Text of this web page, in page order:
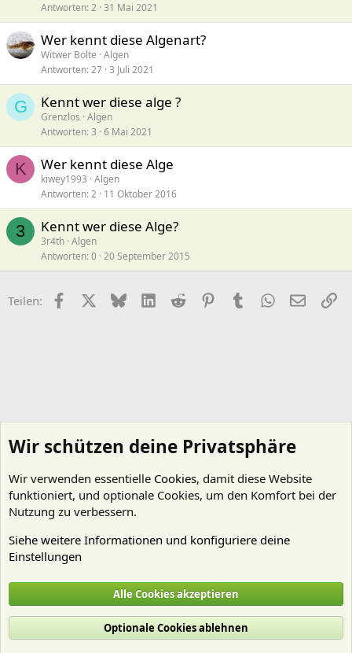
Antworten 2 31 Mai 2021
Wer kennt diese Algenart?
Witwer Bolte Algen
Antworten 27 3 Juli 2021
G Kennt wer diese alge ?
Grenzlos Algen
Antworten 3 6 Mai 2021
K Wer kennt diese Alge
kiwey1993 Algen
Antworten 2 11 Oktober 2016
3 Kennt wer diese Alge?
3r4th Algen
Antworten 0 20 September 2015
Teilen: FacebookX (Twitter)
BlueskyLinkedIn
Reddit PinterestTumblr WhatsApp
E-Mail
Cookies
Deutsch (Du)
Nutzungsbedingungen
Datenschutz Hilfe und Impressum
R
Wir schützen deine Privatsphäre
Wir verwenden essentielle Cookies, damit diese Website
funktioniert, und optionale Cookies, um den Komfort bei der
Nutzung zu verbessern.
Siehe weitere Informationen und konfiguriere deine
Einstellungen
Alle Cookies akzeptieren
Optionale Cookies ablehnen